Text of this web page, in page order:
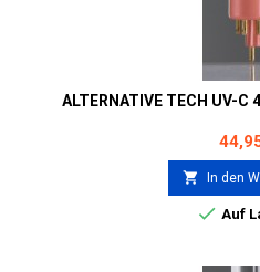
ALTERNATIVE TECH UV-C
Preis
 In den
 Auf